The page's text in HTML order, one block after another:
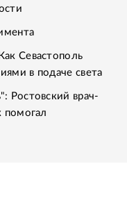
Севастополь
в подаче света
Ростовский врач-
помогал